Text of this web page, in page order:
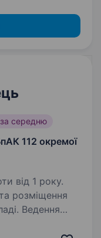
середню
112 окремої
від 1 року.